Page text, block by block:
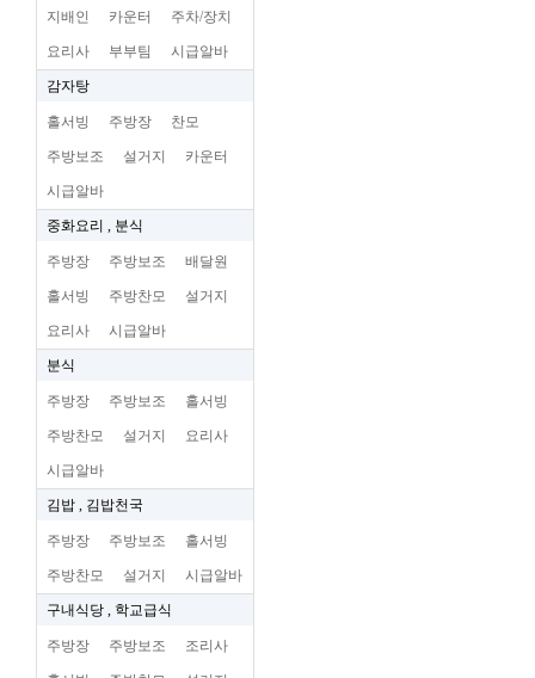
지배인 카운터 주차/장치
요리사 부부팀 시급알바
감자탕
홀서빙 주방장 찬모
주방보조 설거지 카운터
시급알바
중화요리 , 분식
주방장 주방보조 배달원
홀서빙 주방찬모 설거지
요리사 시급알바
분식
주방장 주방보조 홀서빙
주방찬모 설거지 요리사
시급알바
김밥 , 김밥천국
주방장 주방보조 홀서빙
주방찬모 설거지 시급알바
구내식당 , 학교급식
주방장 주방보조 조리사